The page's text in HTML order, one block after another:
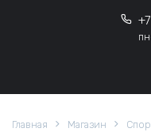
Главная Магазин